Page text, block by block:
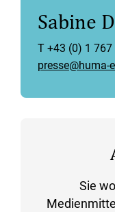
Sabine
T +43 (0) 1
presse@huma-
Sie